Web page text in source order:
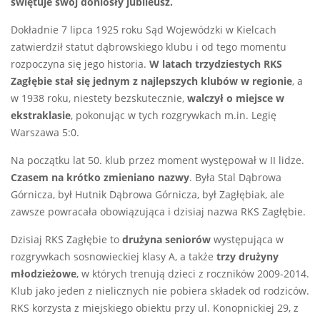
Dokładnie 7 lipca 1925 roku Sąd Wojewódzki w Kielcach
zatwierdził statut dąbrowskiego klubu i od tego momentu
rozpoczyna się jego historia. W latach trzydziestych RKS
Zagłębie stał się jednym z najlepszych klubów w regionie, a
w 1938 roku, niestety bezskutecznie, walczył o miejsce w
ekstraklasie, pokonując w tych rozgrywkach m.in. Legię
Warszawa 5:0.
Na początku lat 50. klub przez moment występował w II lidze.
Czasem na krótko zmieniano nazwy. Była Stal Dąbrowa
Górnicza, był Hutnik Dąbrowa Górnicza, był Zagłębiak, ale
zawsze powracała obowiązująca i dzisiaj nazwa RKS Zagłębie.
Dzisiaj RKS Zagłębie to drużyna seniorów występująca w
rozgrywkach sosnowieckiej klasy A, a także trzy drużyny
młodzieżowe, w których trenują dzieci z roczników 2009-2014.
Klub jako jeden z nielicznych nie pobiera składek od rodziców.
RKS korzysta z miejskiego obiektu przy ul. Konopnickiej 29, z